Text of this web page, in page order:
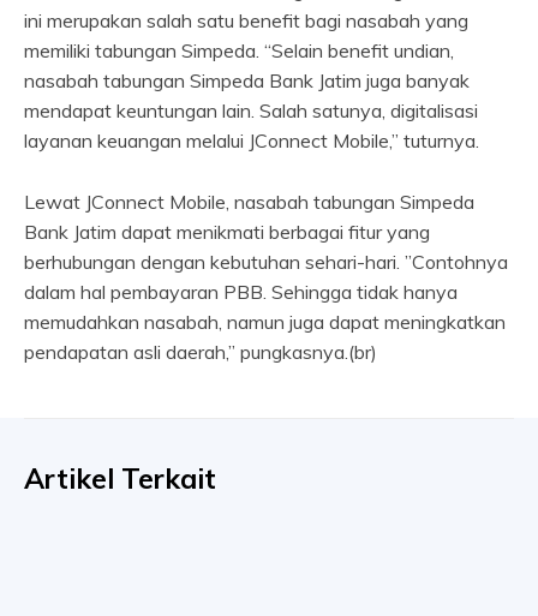
ini merupakan salah satu benefit bagi nasabah yang
memiliki tabungan Simpeda. “Selain benefit undian,
nasabah tabungan Simpeda Bank Jatim juga banyak
mendapat keuntungan lain. Salah satunya, digitalisasi
layanan keuangan melalui JConnect Mobile,” tuturnya.
Lewat JConnect Mobile, nasabah tabungan Simpeda
Bank Jatim dapat menikmati berbagai fitur yang
berhubungan dengan kebutuhan sehari-hari. ”Contohnya
dalam hal pembayaran PBB. Sehingga tidak hanya
memudahkan nasabah, namun juga dapat meningkatkan
pendapatan asli daerah,” pungkasnya.(br)
Artikel Terkait